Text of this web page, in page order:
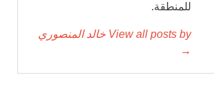
للمنطقة.
View all posts by خالد المنصوري
→